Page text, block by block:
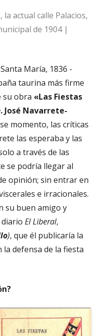
, la actual calle Palacios,
de 1904 |
María, 1836 -
taurina más firme
su obra «Las Fiestas
José Navarrete-
momento, las críticas
las esperaba y las
a través de las
se podría llegar al
opinión; sin entrar en
e irracionales.
su buen amigo y
El Liberal,
), que él publicaría la
defensa de la fiesta